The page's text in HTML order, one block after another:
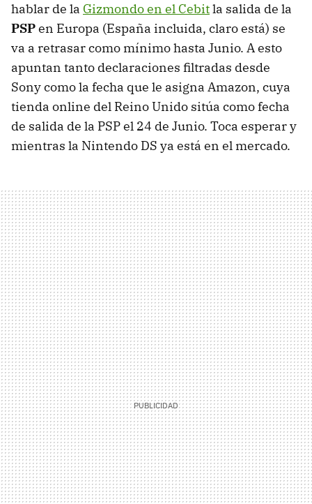
hablar de la Gizmondo en el Cebitla salida de la
PSPen Europa (España incluida, claro está) se
va a retrasar como mínimo hasta Junio. A esto
apuntan tanto declaraciones filtradas desde
Sony como la fecha que le asigna Amazon, cuya
tienda online del Reino Unido sitúa como fecha
de salida de la PSP el 24 de Junio. Toca esperar y
mientras la Nintendo DS ya está en el mercado.